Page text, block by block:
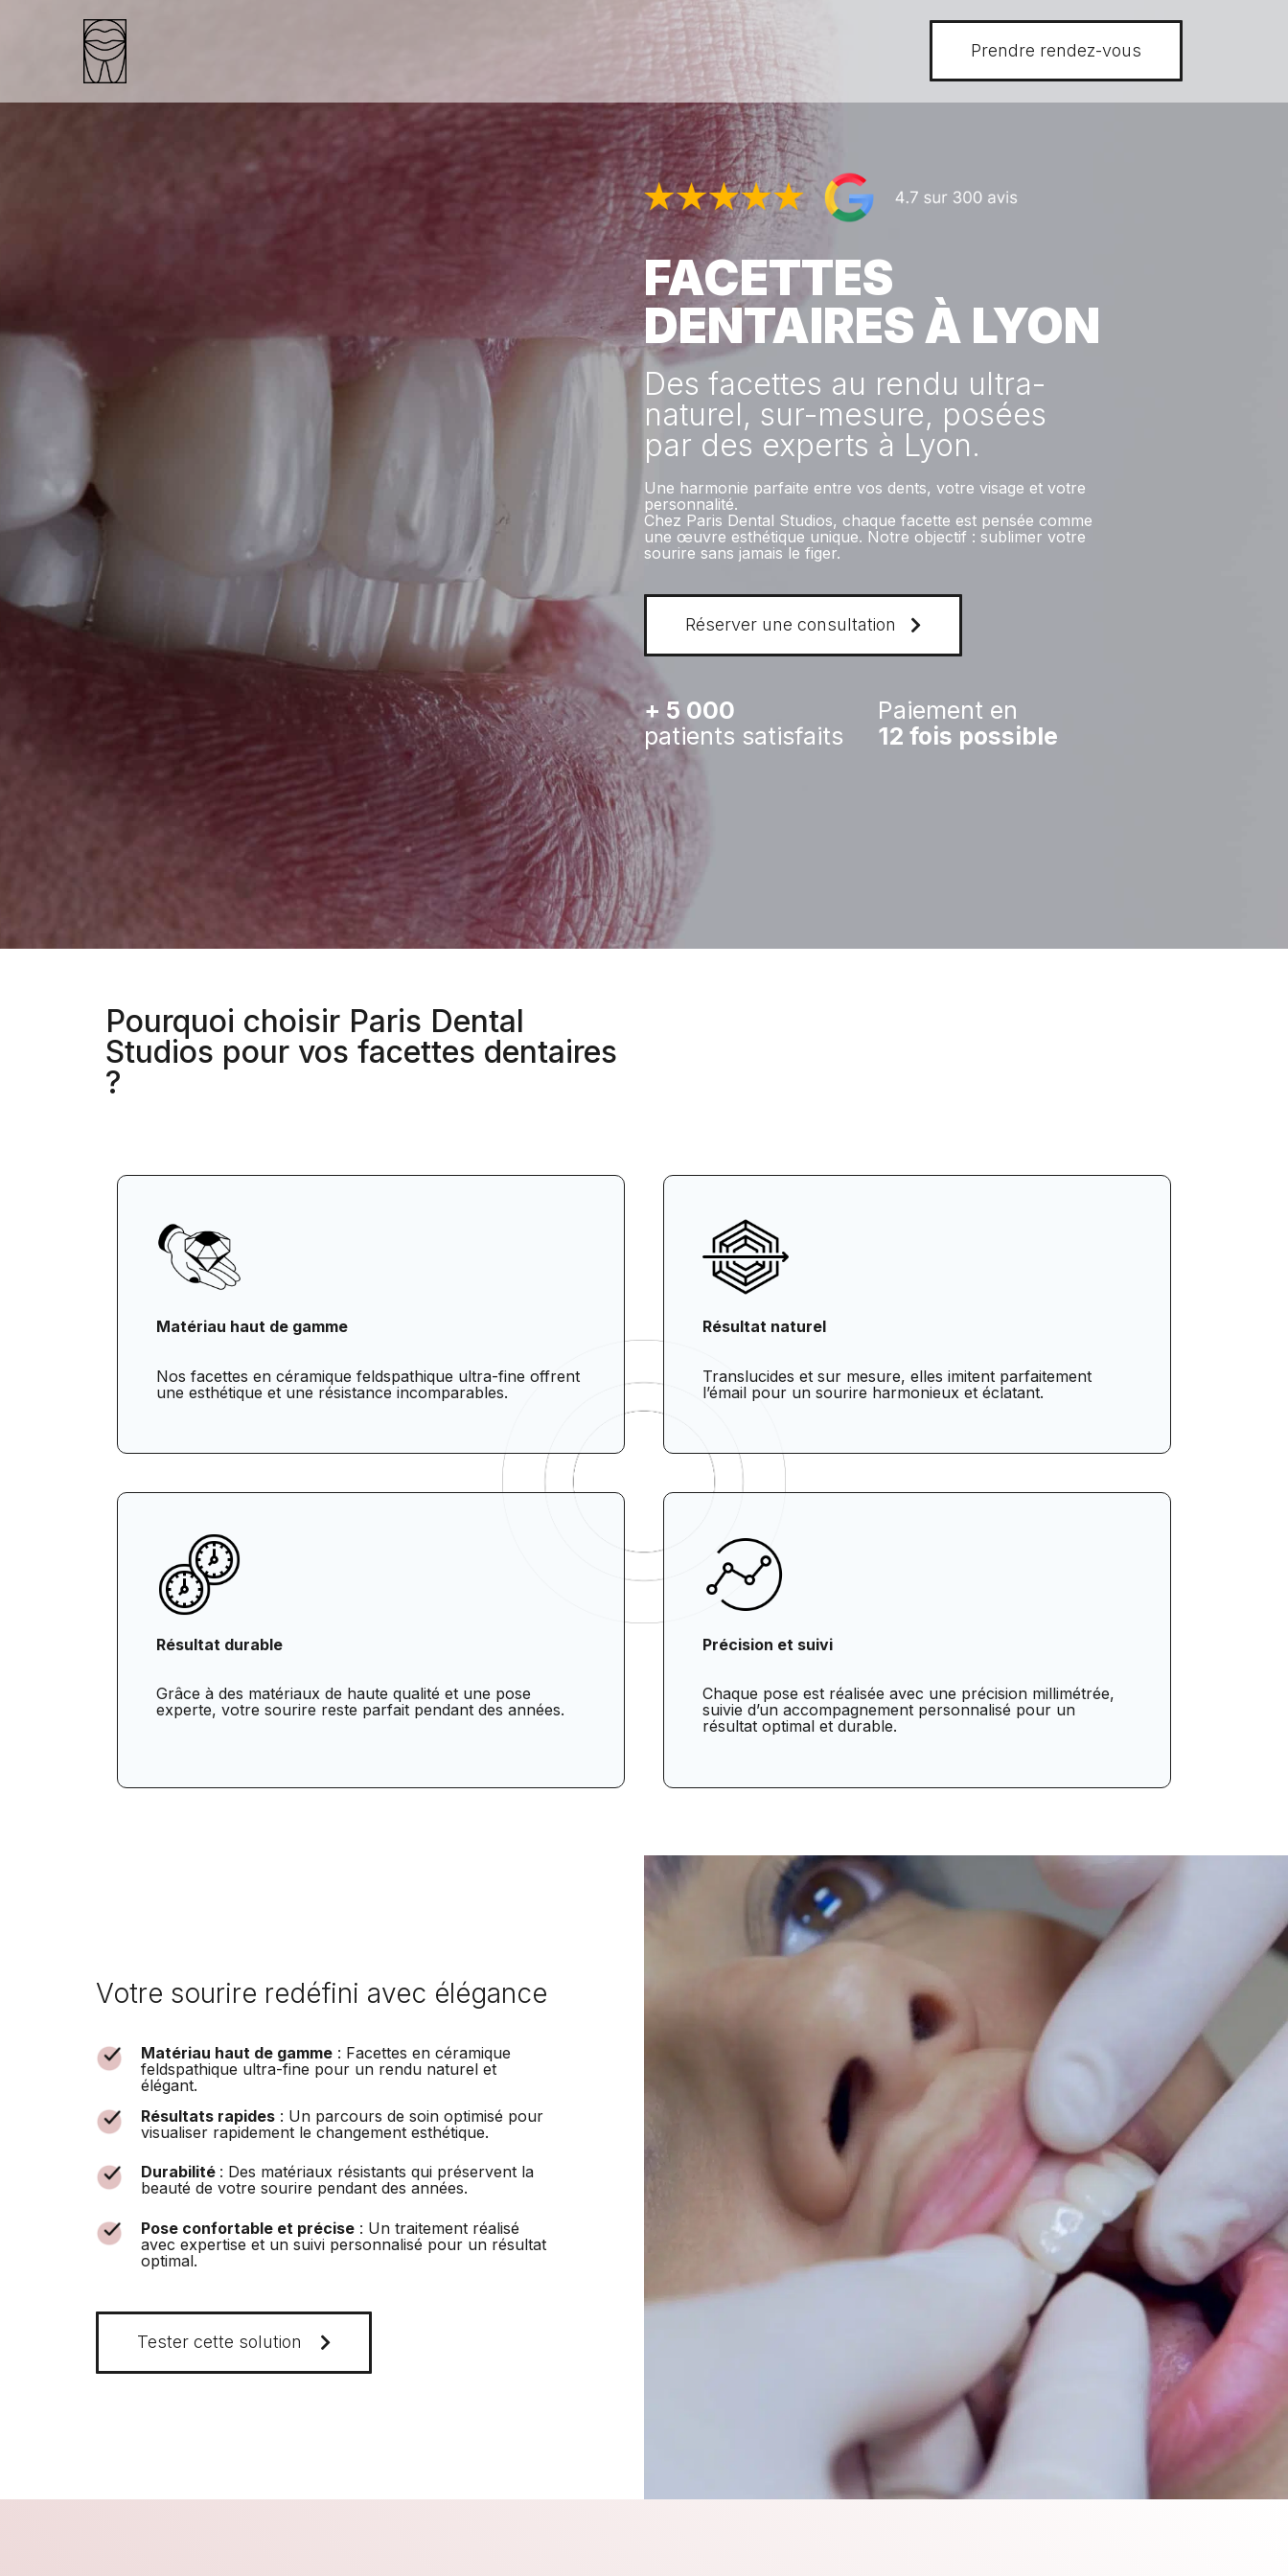
Prendre rendez-vous
FACETTES
DENTAIRES À LYON
Des facettes au rendu ultra-
naturel, sur-mesure, posées
par des experts à Lyon.
Une harmonie parfaite entre vos dents, votre visage et votre
personnalité.
Chez Paris Dental Studios, chaque facette est pensée comme
une œuvre esthétique unique. Notre objectif : sublimer votre
sourire sans jamais le figer.
Réserver une consultation
+ 5 000
patients satisfaits
Paiement en
12 fois possible
Pourquoi choisir Paris Dental
Studios pour vos facettes dentaires
?
Matériau haut de gamme
Nos facettes en céramique feldspathique ultra-fine offrent
une esthétique et une résistance incomparables.
Résultat naturel
Translucides et sur mesure, elles imitent parfaitement
l’émail pour un sourire harmonieux et éclatant.
Résultat durable
Grâce à des matériaux de haute qualité et une pose
experte, votre sourire reste parfait pendant des années.
Précision et suivi
Chaque pose est réalisée avec une précision millimétrée,
suivie d’un accompagnement personnalisé pour un
résultat optimal et durable.
Votre sourire redéfini avec élégance
Matériau haut de gamme : Facettes en céramique
feldspathique ultra-fine pour un rendu naturel et
élégant.
Résultats rapides : Un parcours de soin optimisé pour
visualiser rapidement le changement esthétique.
Durabilité : Des matériaux résistants qui préservent la
beauté de votre sourire pendant des années.
Pose confortable et précise : Un traitement réalisé
avec expertise et un suivi personnalisé pour un résultat
optimal.
Tester cette solution